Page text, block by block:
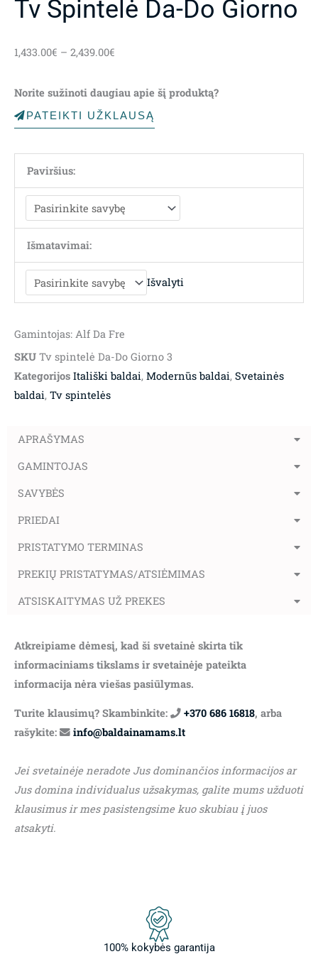
Tv Spintelė Da-Do Giorno
1,433.00€ – 2,439.00€
through
2,439.00€
Norite sužinoti daugiau apie šį produktą?
PATEIKTI UŽKLAUSĄ
Paviršius:
Išmatavimai:
Išvalyti
Gamintojas: Alf Da Fre
SKU Tv spintelė Da-Do Giorno 3
Kategorijos Itališki baldai, Modernūs baldai, Svetainės
baldai, Tv spintelės
APRAŠYMAS
GAMINTOJAS
SAVYBĖS
PRIEDAI
PRISTATYMO TERMINAS
PREKIŲ PRISTATYMAS/ATSIĖMIMAS
ATSISKAITYMAS UŽ PREKES
Atkreipiame dėmesį, kad ši svetainė skirta tik
informaciniams tikslams ir svetainėje pateikta
informacija nėra viešas pasiūlymas.
Turite klausimų? Skambinkite: +370 686 16818, arba
rašykite:
info@baldainamams.lt
Jei svetainėje neradote Jus dominančios informacijos ar
Jus domina individualus užsakymas, galite mums užduoti
klausimus ir mes pasistengsime kuo skubiau į juos
atsakyti.
100% kokybės garantija